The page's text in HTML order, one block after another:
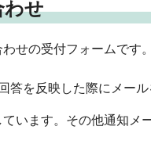
わせ
せの受付フォームです
答を反映した際にメール
ています。その他通知メ